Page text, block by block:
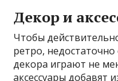
Декор и
Чтобы
ретро,
декора играют не
аксессуары добавят